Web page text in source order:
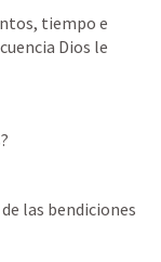
tiempo e
Dios le
las bendiciones